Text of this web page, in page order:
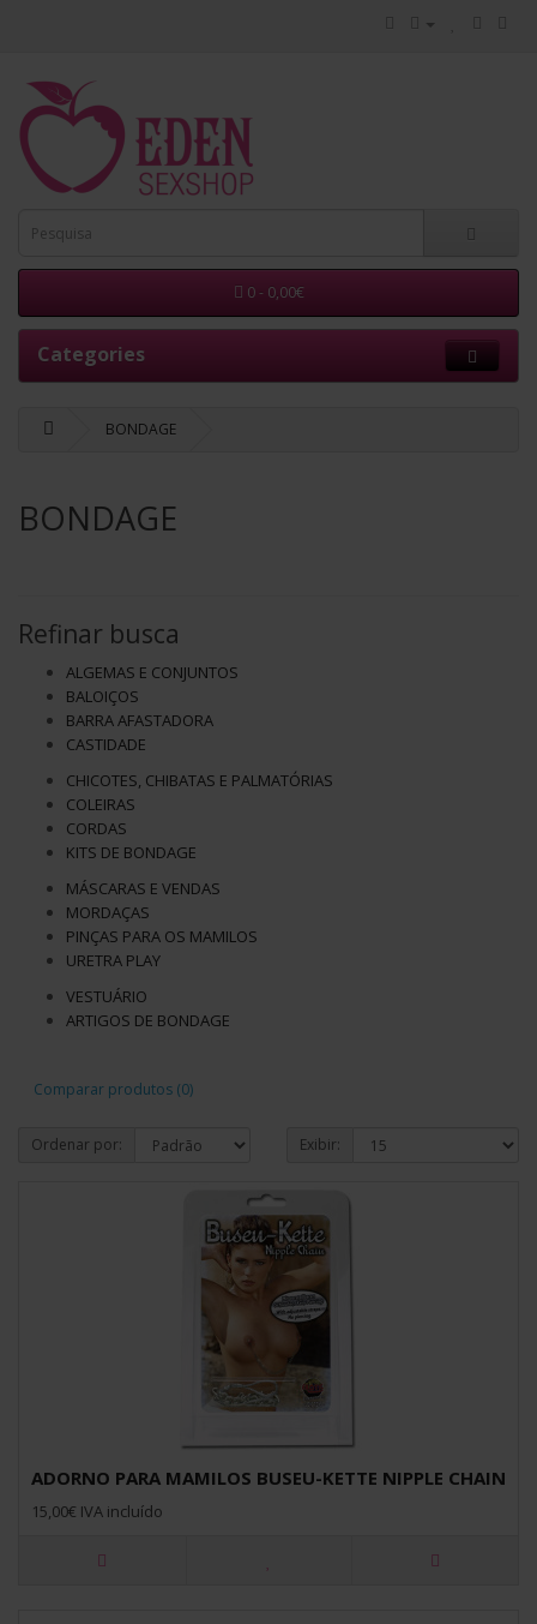
0 - 0,00€
Categories
BONDAGE
BONDAGE
Refinar busca
ALGEMAS E CONJUNTOS
BALOIÇOS
BARRA AFASTADORA
CASTIDADE
CHICOTES, CHIBATAS E PALMATÓRIAS
COLEIRAS
CORDAS
KITS DE BONDAGE
MÁSCARAS E VENDAS
MORDAÇAS
PINÇAS PARA OS MAMILOS
URETRA PLAY
VESTUÁRIO
ARTIGOS DE BONDAGE
Comparar produtos (0)
Ordenar por: Exibir:
ADORNO PARA MAMILOS BUSEU-KETTE NIPPLE CHAIN
15,00€ IVA incluído